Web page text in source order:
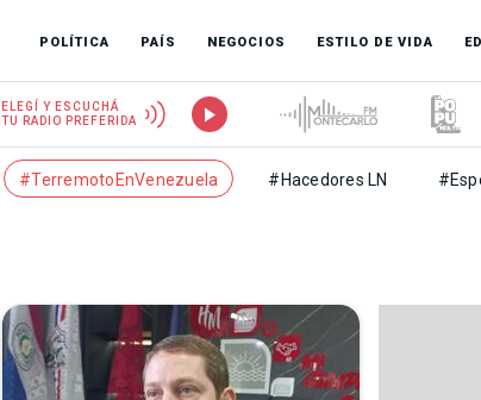
POLÍTICA PAÍS NEGOCIOS ESTILO DE VIDA
ELEGÍ Y ESCUCHÁ
TU RADIO PREFERIDA
#TerremotoEnVenezuela #Hacedores LN